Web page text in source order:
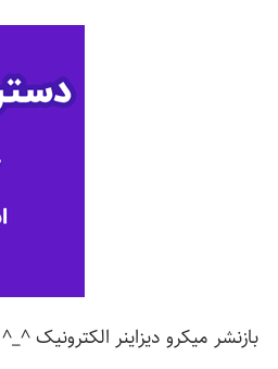
بازنشر میکرو دیزاینر الکترونیک ^_^